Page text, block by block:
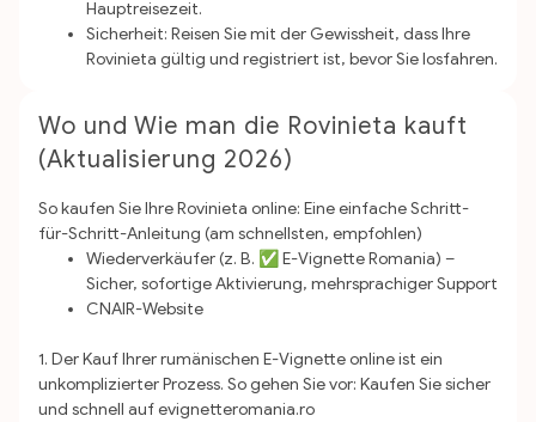
Hauptreisezeit.
Sicherheit: Reisen Sie mit der Gewissheit, dass Ihre
Rovinieta gültig und registriert ist, bevor Sie losfahren.
Wo und Wie man die Rovinieta kauft
(Aktualisierung 2026)
So kaufen Sie Ihre Rovinieta online: Eine einfache Schritt-
für-Schritt-Anleitung (am schnellsten, empfohlen)
Wiederverkäufer (z. B. ✅ E-Vignette Romania) –
Sicher, sofortige Aktivierung, mehrsprachiger Support
CNAIR-Website
1. Der Kauf Ihrer rumänischen E-Vignette online ist ein
unkomplizierter Prozess. So gehen Sie vor: Kaufen Sie sicher
und schnell aufevignetteromania.ro